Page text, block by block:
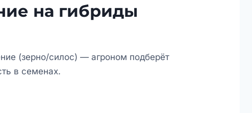
на гибриды
(зерно/силос) — агроном подберёт
в семенах.